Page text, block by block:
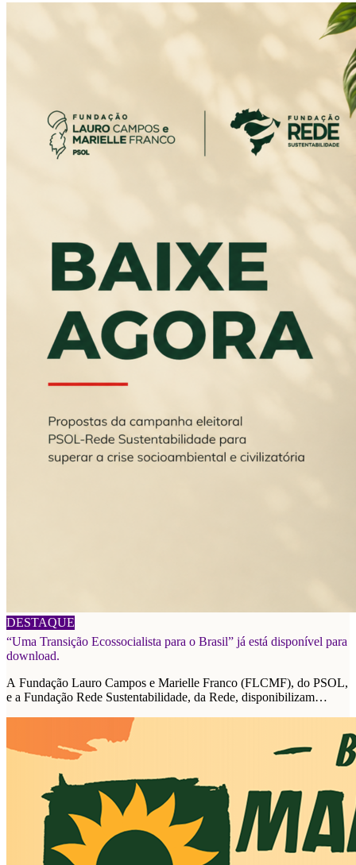
DESTAQUE
06/08/2026
“Uma Transição Ecossocialista para o Brasil” já está disponível para
download.
A Fundação Lauro Campos e Marielle Franco (FLCMF), do PSOL,
e a Fundação Rede Sustentabilidade, da Rede, disponibilizam